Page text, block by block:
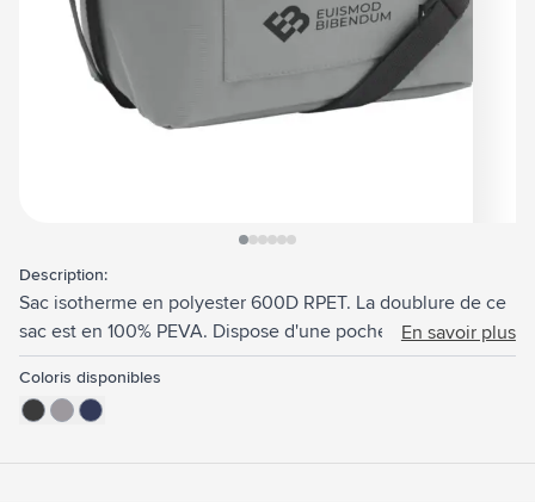
Description:
Sac isotherme en polyester 600D RPET. La doublure de ce
sac est en 100% PEVA. Dispose d'une poche d'insertion sur
le devant et d'une bandoulière réglable en polyester.
Certifié GRS. Matière recyclée totale : 51%. Capacité env.
7,5 litres.
En savoir plus
Coloris disponibles